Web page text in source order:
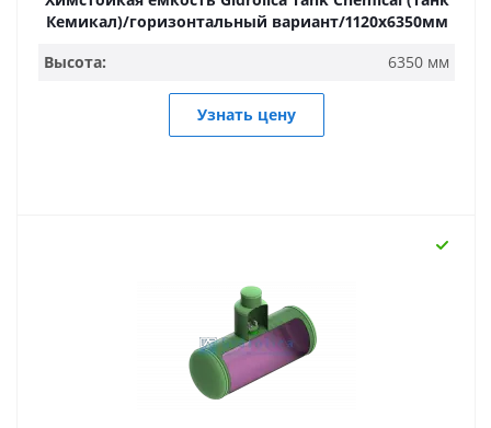
Кемикал)/горизонтальный вариант/1120х6350мм
Высота:
6350 мм
Узнать цену